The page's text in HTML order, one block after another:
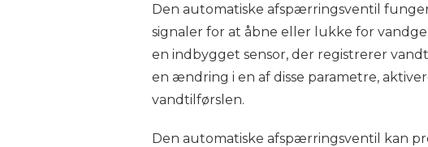
Den automatiske afspærringsventil
signaler for at åbne eller lukke for
en indbygget sensor, der registrerer
en ændring i en af disse parametre,
vandtilførslen.
Den automatiske afspærringsventil kan